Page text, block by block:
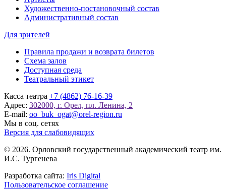
Художественно-постановочный состав
Административный состав
Для зрителей
Правила продажи и возврата билетов
Схема залов
Доступная среда
Театральный этикет
Касса театра +7 (4862) 76-16-39
Адрес: 302000, г. Орел, пл. Ленина, 2
E-mail: oo_buk_ogat@orel-region.ru
Мы в соц. сетях
Версия для слабовидящих
© 2026. Орловский государственный академический театр им.
И.С. Тургенева
Разработка сайта: Iris Digital
Пользовательское соглашение